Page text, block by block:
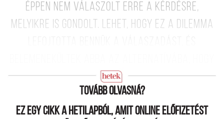
éppen nem válaszolt erre a kérdésre,
melyikre is gondolt. Lehet, hogy ez a dilemma
nem válaszolnak.
Tovább olvasná?
Ez egy cikk a hetilapból, amit online előfizetést